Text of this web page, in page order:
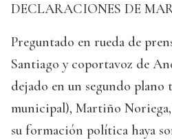
DECLARACIONES DE
Preguntado en rueda de
Santiago y coportavoz de
dejado en un segundo plano
municipal), Martiño
su formación política haya